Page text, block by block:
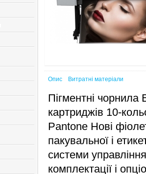
Опис Витратні матеріали
Пігментні
картриджів 10-
Pantone Нові
пакувальної і
системи
комплектації і